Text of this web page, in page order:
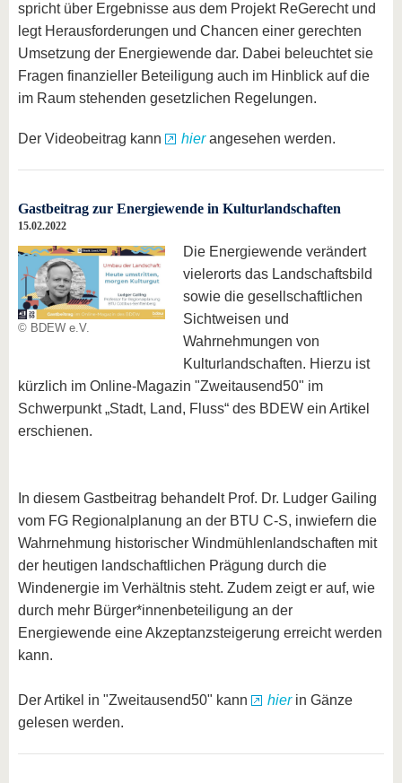
spricht über Ergebnisse aus dem Projekt ReGerecht und
legt Herausforderungen und Chancen einer gerechten
Umsetzung der Energiewende dar. Dabei beleuchtet sie
Fragen finanzieller Beteiligung auch im Hinblick auf die
im Raum stehenden gesetzlichen Regelungen.
Der Videobeitrag kann hierangesehen werden.
Gastbeitrag zur Energiewende in Kulturlandschaften
15.02.2022
© BDEW e.V.
Die Energiewende verändert
vielerorts das Landschaftsbild
sowie die gesellschaftlichen
Sichtweisen und
Wahrnehmungen von
Kulturlandschaften. Hierzu ist
kürzlich im Online-Magazin "Zweitausend50" im
Schwerpunkt „Stadt, Land, Fluss“ des BDEW ein Artikel
erschienen.
In diesem Gastbeitrag behandelt Prof. Dr. Ludger Gailing
vom FG Regionalplanung an der BTU C-S, inwiefern die
Wahrnehmung historischer Windmühlenlandschaften mit
der heutigen landschaftlichen Prägung durch die
Windenergie im Verhältnis steht. Zudem zeigt er auf, wie
durch mehr Bürger*innenbeteiligung an der
Energiewende eine Akzeptanzsteigerung erreicht werden
kann.
Der Artikel in "Zweitausend50" kann hierin Gänze
gelesen werden.